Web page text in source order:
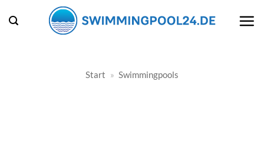
Inhalt
Start » Swimmingpools